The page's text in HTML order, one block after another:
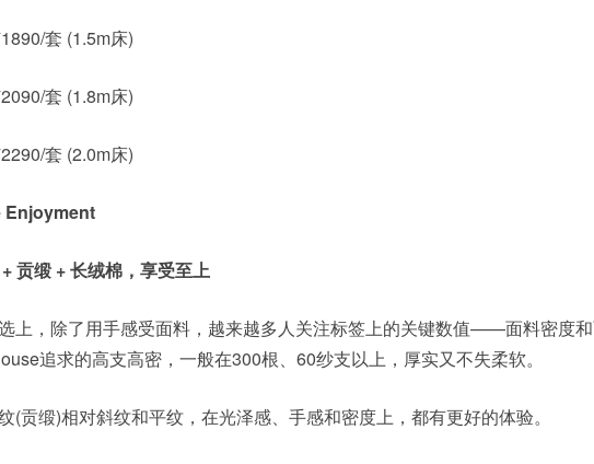
套 (1.5m床)
套 (1.8m床)
套 (2.0m床)
Enjoyment
贡缎 + 长绒棉，享受至上
上，除了用手感受面料，越来越多人关注标签上的关键数值——面料密度
追求的高支高密，一般在300根、60纱支以上，厚实又不失柔软。
(贡缎)相对斜纹和平纹，在光泽感、手感和密度上，都有更好的体验。